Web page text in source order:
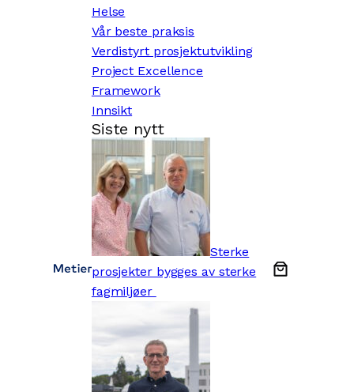
Helse
Vår beste praksis
Verdistyrt prosjektutvikling
Project Excellence
Framework
Innsikt
Siste nytt
Sterke
prosjekter bygges av sterke
fagmiljøer